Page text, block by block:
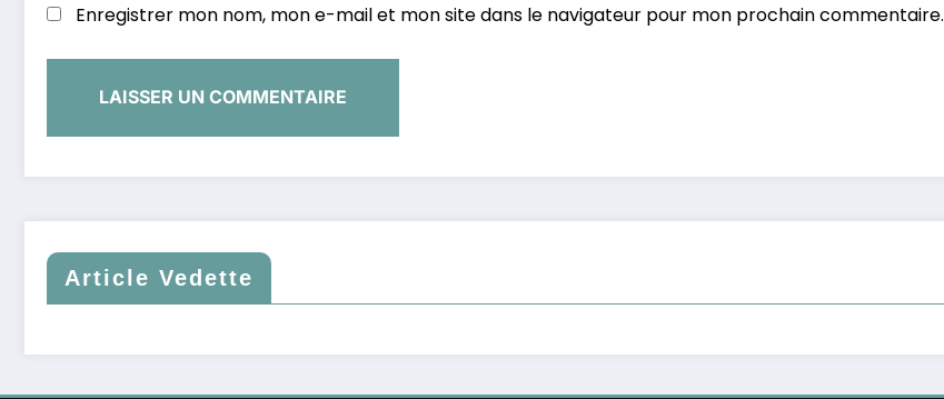
Enregistrer mon nom, mon e-mail et mon site dans le navigateur pour mon prochain commentaire.
Article Vedette